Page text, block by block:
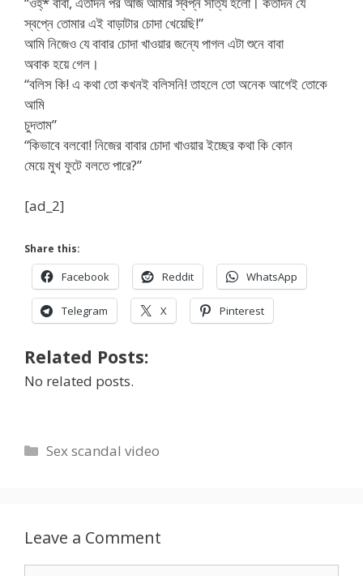
স্বপ্নে তোমার এই বাড়াটার চোদা খেয়েছি!”
আমি নিজেও যে বাবার চোদা খাওয়ার জন্যে পাগল এটা শুনে বাবা
অবাক হয়ে গেল।
“বলিস কি! এ কথা তো কখনই বলিসনি! তাহলে তো অনেক আগেই তোকে
আমি
চুদতাম”
“কিভাবে বলবো! নিজের বাবার চোদা খাওয়ার ইচ্ছের কথা কি কোন
মেয়ে মুখ ফুটে বলতে পারে?”
[ad_2]
Share this:
Facebook Reddit WhatsApp
Telegram X Pinterest
Related Posts:
No related posts.
Categories
Sex scandal video
Leave a Comment